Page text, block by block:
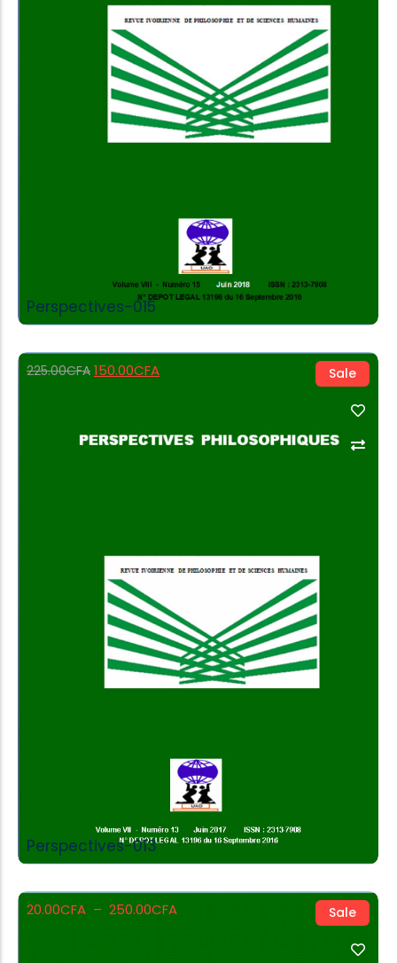
Perspectives-015
Add to Cart
Sale
225.00CFA 150.00CFA
Perspectives-013
View Products
Sale
20.00CFA – 250.00CFA